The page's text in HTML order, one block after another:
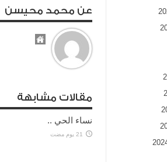
عن محمد محيسن
مقالات مشابهة
نساء الحي ..
21 يوم مضت